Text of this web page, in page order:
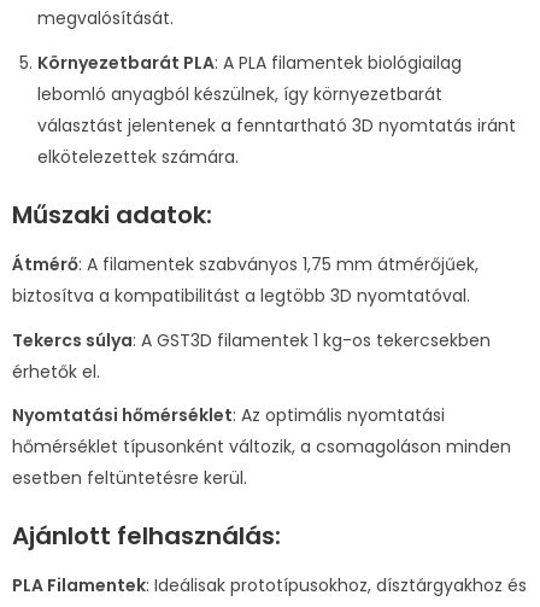
megvalósítását.
Környezetbarát PLA: A PLA filamentek biológiailag
lebomló anyagból készülnek, így környezetbarát
választást jelentenek a fenntartható 3D nyomtatás iránt
elkötelezettek számára.
Műszaki adatok:
Átmérő: A filamentek szabványos 1,75 mm átmérőjűek,
biztosítva a kompatibilitást a legtöbb 3D nyomtatóval.
Tekercs súlya: A GST3D filamentek 1 kg-os tekercsekben
érhetők el.
Nyomtatási hőmérséklet: Az optimális nyomtatási
hőmérséklet típusonként változik, a csomagoláson minden
esetben feltüntetésre kerül.
Ajánlott felhasználás:
PLA Filamentek: Ideálisak prototípusokhoz, dísztárgyakhoz és